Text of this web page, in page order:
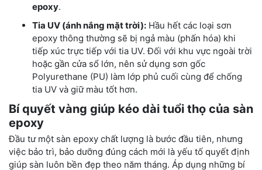
epoxy.
Tia UV (ánh nắng mặt trời): Hầu hết các loại sơn
epoxy thông thường sẽ bị ngả màu (phấn hóa) khi
tiếp xúc trực tiếp với tia UV. Đối với khu vực ngoài trời
hoặc gần cửa sổ lớn, nên sử dụng sơn gốc
Polyurethane (PU) làm lớp phủ cuối cùng để chống
tia UV và giữ màu tốt hơn.
Bí quyết vàng giúp kéo dài tuổi thọ của sàn
epoxy
Đầu tư một sàn epoxy chất lượng là bước đầu tiên, nhưng
việc bảo trì, bảo dưỡng đúng cách mới là yếu tố quyết định
giúp sàn luôn bền đẹp theo năm tháng. Áp dụng những bí